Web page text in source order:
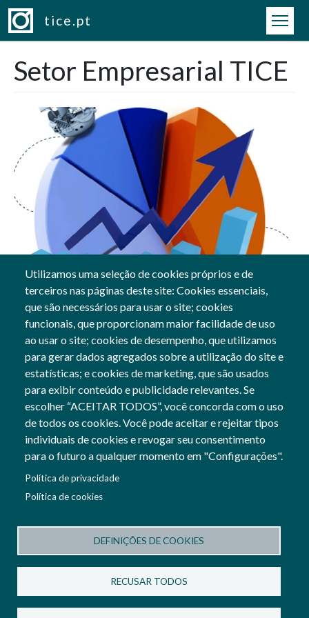
Passar para o conteúdo principal
tice.pt
Setor Empresarial TICE
Setor Empresarial TICE
Siga-nos
Utilizamos uma seleção de cookies próprios e de
terceiros nas páginas deste site: Cookies essenciais,
que são necessários para usar o site; cookies
funcionais, que proporcionam maior facilidade de uso
ao usar o site; cookies de desempenho, que utilizamos
para gerar dados agregados sobre a utilização do site e
estatísticas; e cookies de marketing, que são usados
para exibir conteúdo e publicidade relevantes. Se
escolher “ACEITAR TODOS”, você concorda com o uso
de todos os cookies. Você pode aceitar e rejeitar tipos
individuais de cookies e revogar seu consentimento
para o futuro a qualquer momento em "Configurações".
Política de privacidade
Política de cookies
DEFINIÇÕES DE COOKIES
RECUSAR TODOS
Social Networks
Cofinanciado por:
Imagem
Imagem
Política de Cookies Configuração de cookies